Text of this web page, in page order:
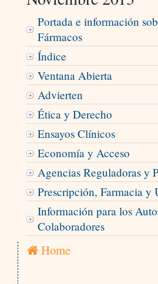
Portada e información
Fármacos
Índice
Ventana Abierta
Advierten
Ética y Derecho
Ensayos Clínicos
Economía y Acceso
Agencias Reguladoras y
Prescripción, Farmacia y
Información para los
Colaboradores
Home